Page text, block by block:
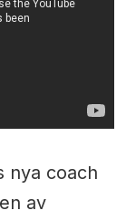
nya coach
av